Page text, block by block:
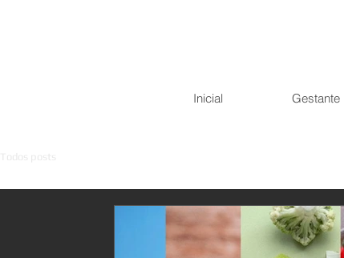
Inicial Gestante